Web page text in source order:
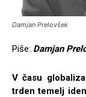
Damjan Prelovšek
Piše: Damjan
V času
trden temelj